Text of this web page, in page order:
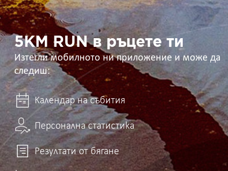
RUN
в
ръцете
ти 5KM RUN в ръцете ти
Изтегли мобилното ни приложение и може да
следиш:
Календар на събития
Персонална статистика
Резултати от бягане